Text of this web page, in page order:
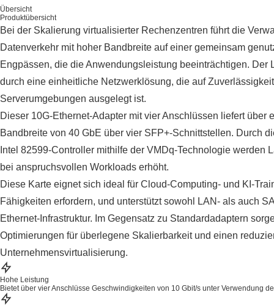
Übersicht
Produktübersicht
Bei der Skalierung virtualisierter Rechenzentren führt die
Datenverkehr mit hoher Bandbreite auf einer gemeinsam
Engpässen, die die Anwendungsleistung beeinträchtigen.
durch eine einheitliche Netzwerklösung, die auf
Serverumgebungen ausgelegt ist.
Dieser 10G-Ethernet-Adapter mit vier Anschlüssen liefert über
Bandbreite von 40 GbE über vier SFP+-Schnittstellen. Durch
Intel 82599-Controller mithilfe der VMDq-Technologie werden
bei anspruchsvollen Workloads erhöht.
Diese Karte eignet sich ideal für Cloud-Computing- und KI-
Fähigkeiten erfordern, und unterstützt sowohl LAN- als auch
Ethernet-Infrastruktur. Im Gegensatz zu Standardadaptern
Optimierungen für überlegene Skalierbarkeit und einen
Unternehmensvirtualisierung.
Hohe Leistung
Bietet über vier Anschlüsse Geschwindigkeiten von 10 Gbit/s unter Verwendung